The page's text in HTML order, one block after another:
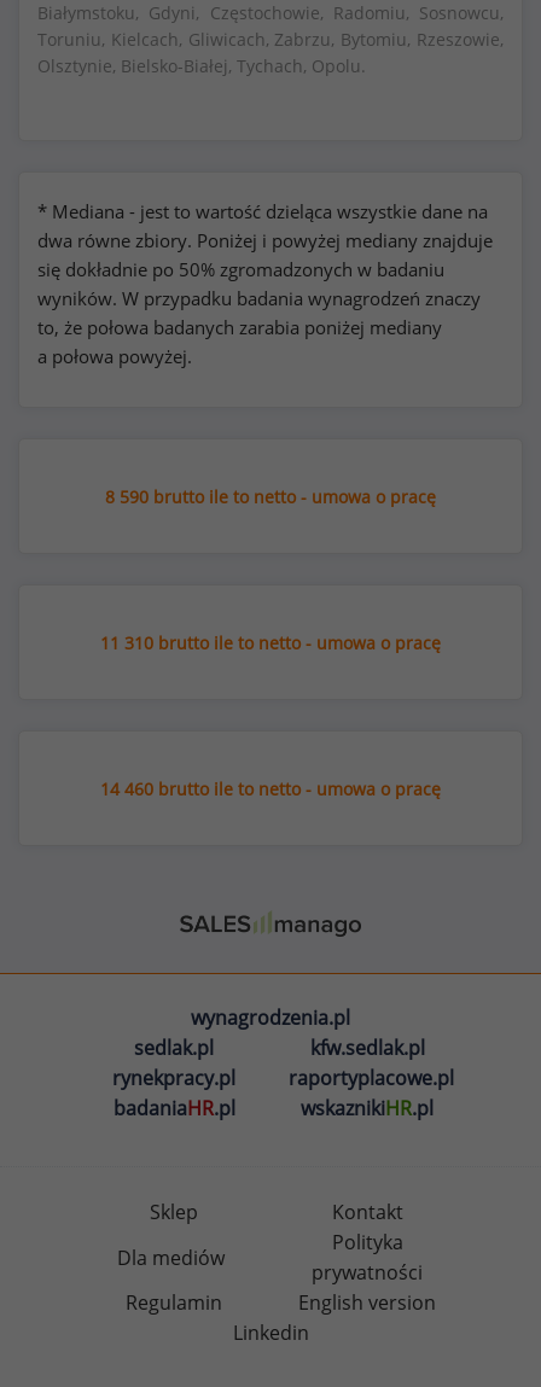
Białymstoku, Gdyni, Częstochowie, Radomiu, Sosnowcu,
Toruniu, Kielcach, Gliwicach, Zabrzu, Bytomiu, Rzeszowie,
Olsztynie, Bielsko-Białej, Tychach, Opolu.
* Mediana - jest to wartość dzieląca wszystkie dane na
dwa równe zbiory. Poniżej i powyżej mediany znajduje
się dokładnie po 50% zgromadzonych w badaniu
wyników. W przypadku badania wynagrodzeń znaczy
to, że połowa badanych zarabia poniżej mediany
a połowa powyżej.
8 590 brutto ile to netto - umowa o pracę
11 310 brutto ile to netto - umowa o pracę
14 460 brutto ile to netto - umowa o pracę
wynagrodzenia.pl
sedlak.pl
kfw.sedlak.pl
rynekpracy.pl
raportyplacowe.pl
badaniaHR.pl wskaznikiHR.pl
Sklep
Kontakt
Dla mediów
Polityka
prywatności
Regulamin
English version
Linkedin